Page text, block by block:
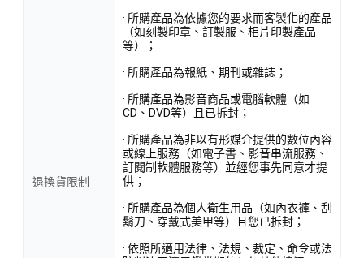
退換貨限制
· 所購產品為依據您的要求而客製化的產品
（如刻製印章、訂製服、相片印製產品
等）；
· 所購產品為報紙、期刊或雜誌；
· 所購產品為影音商品或電腦軟體（如
CD、DVD等）且已拆封；
· 所購產品為非以有形媒介提供的數位內容
或線上服務（如電子書、影音串流服務、
訂閱制軟體服務等）並經您事先同意才提
供；
· 所購產品為個人衛生用品（如內衣褲、刮
鬍刀、穿戴式美甲等）且您已拆封；
· 依照所適用法律、法規、裁定、命令或法